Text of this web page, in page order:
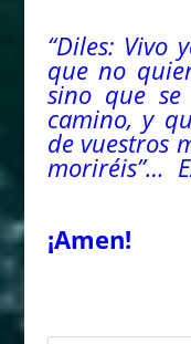
“Diles: Vivo
que no
sino que
camino, y
de vuestros
moriréis”…
¡Amen!